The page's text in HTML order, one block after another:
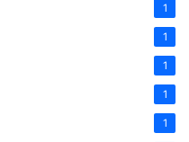
1
1
1
1
1